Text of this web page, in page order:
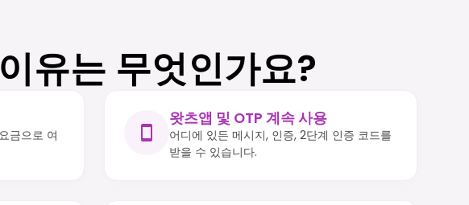
유는 무엇인가요?
금으로 여
왓츠앱 및 OTP 계속 사용
어디에 있든 메시지, 인증, 2단계 인증 코드를
받을 수 있습니다.